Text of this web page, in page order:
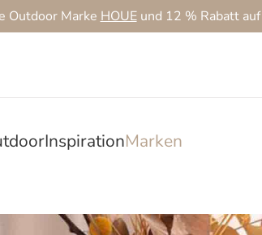
Outdoor Marke HOUEund 12 % Rabatt auf
InspirationMarken